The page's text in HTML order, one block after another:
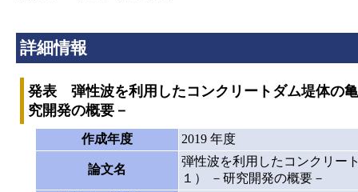
詳細情報
発表 弾性波を利用したコンクリートダム堤体の
究開発の概要－
作成年度 2019 年度
論文名
弾性波を利用したコンクリー
１） －研究開発の概要－